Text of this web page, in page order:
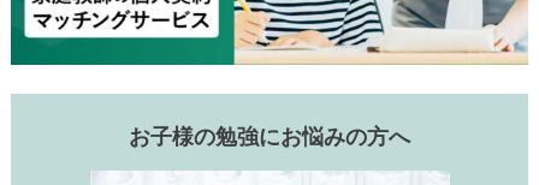
お子様の勉強にお悩みの方へ